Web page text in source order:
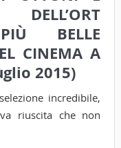
BELLE
CINEMA A
2015)
incredibile,
riuscita che non